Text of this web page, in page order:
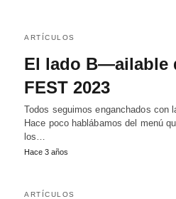
ARTÍCULOS
El lado B—ailable
FEST 2023
Todos seguimos enganchados con
Hace poco hablábamos del menú
los…
Hace 3 años
ARTÍCULOS